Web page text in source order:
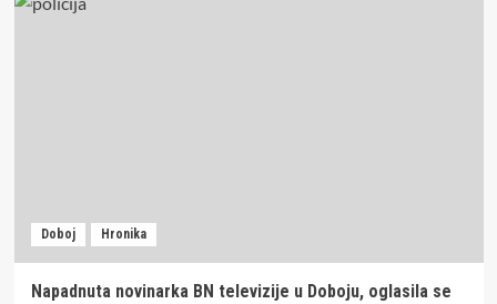
Doboj Hronika
Napadnuta novinarka BN televizije u Doboju, oglasila se